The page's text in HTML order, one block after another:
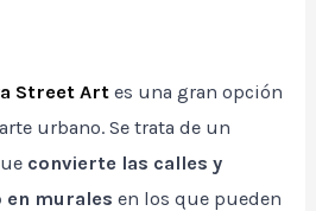
Street Art es una gran opción
urbano. Se trata de un
convierte las calles y
en murales en los que pueden